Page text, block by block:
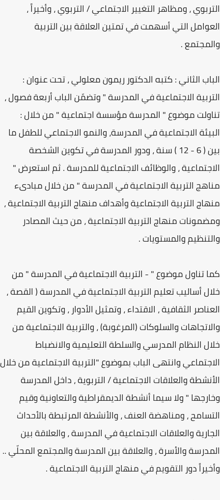
التربوي ، ومظاهر التغيير الاجتماعي / التربوي ، وأخيراً ،
العوامل التي أسهمت في تمتين العلاقة بين التربية
والمجتمع .
الباب الثاني : كتبه الدكتور ريمون معلولي ، تحت عنوان :
التربية الاجتماعية في المدرسة " وتضمّن الباب أربعة فصول ،
تناولت موضوع " المدرسة مؤسسة اجتماعية " من خلال :
البيئة الاجتماعية في المدرسة، والنمو الاجتماعي للطفل ما
بين ( 6 - 12 ) سنة ، ودور المدرسة في تكوين الشخصة
الاجتماعية ، والوظائف الاجتماعية للمدرسة . ثم استعرض "
مناهج التربية الاجتماعية في المدرسة " من خلال مبادىء
منهاج التربية الاجتماعية وأهداف منهاج التربية الاجتماعية ،
ومضمونات منهاج التربية الاجتماعية ، من حيث المصادر
والتنظيم والمستويات .
كما تناول موضوع " - التربية الاجتماعية في المدرسة " من
خلال أساليب تعليم التربية الاجتماعية في المدرسة ( القصة ،
العناصر الثقافية ، الاقتداء ، وتمثيل الأدوار ، وتكوين القيم
والاتجاهات والسلوكات (المرغوبة) ، والتربية الاجتماعية من
خلال النظام المدرسي والسلطة التعليمية والانضباط
الاجتماعي وانتهى الباب بموضوع "التربية الاجتماعية من خلال
الأنشطة والعلاقات الاجتماعية / التربوية ، داخل المدرسة
وخارجها " ولا سيما أنشطة الديمقراطية والتعاونية وقيم
التسامح ، ومناهضة العنف ، والأنشطة المرتبطة بالأحداث
الجارية والعلاقات الاجتماعية في المدرسة ، والعلاقة بين
المدرسة والأسرة ، والعلاقة بين المدرسة والمجتمع المحلّي ..
وأخيراً دور التقويم في منهاج التربية الاجتماعية .